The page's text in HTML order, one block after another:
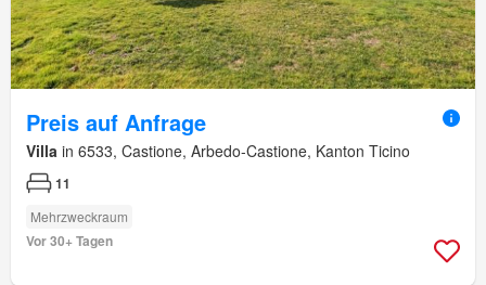
Preis auf Anfrage
Villa in 6533, Castione, Arbedo-Castione, Kanton Ticino
11
Mehrzweckraum
Vor 30+ Tagen